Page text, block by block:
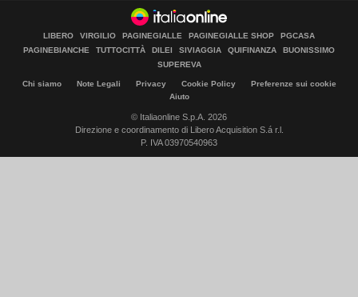
LIBERO VIRGILIO PAGINEGIALLE PAGINEGIALLE SHOP
PGCASA
PAGINEBIANCHE
TUTTOCITTÀ DILEI SIVIAGGIA QUIFINANZA
BUONISSIMO
SUPEREVA
Chi siamo Note Legali Privacy Cookie Policy
Preferenze sui cookie
Aiuto
© Italiaonline S.p.A. 2026
Direzione e coordinamento di Libero Acquisition S.á r.l.
P. IVA 03970540963